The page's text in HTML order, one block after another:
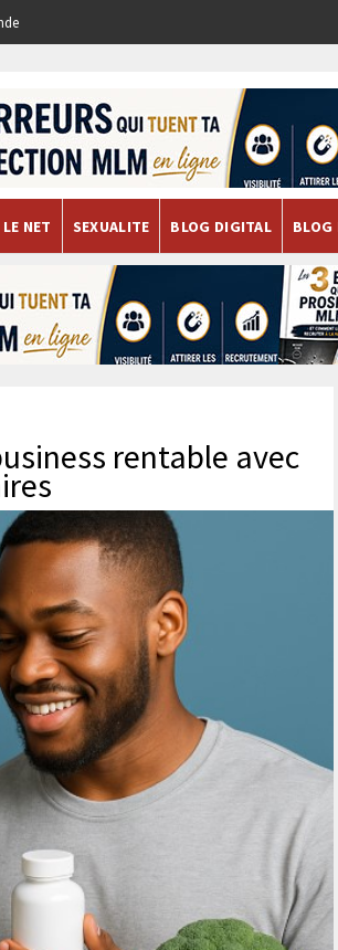
NET SEXUALITE BLOG DIGITAL BLOG
rentable avec